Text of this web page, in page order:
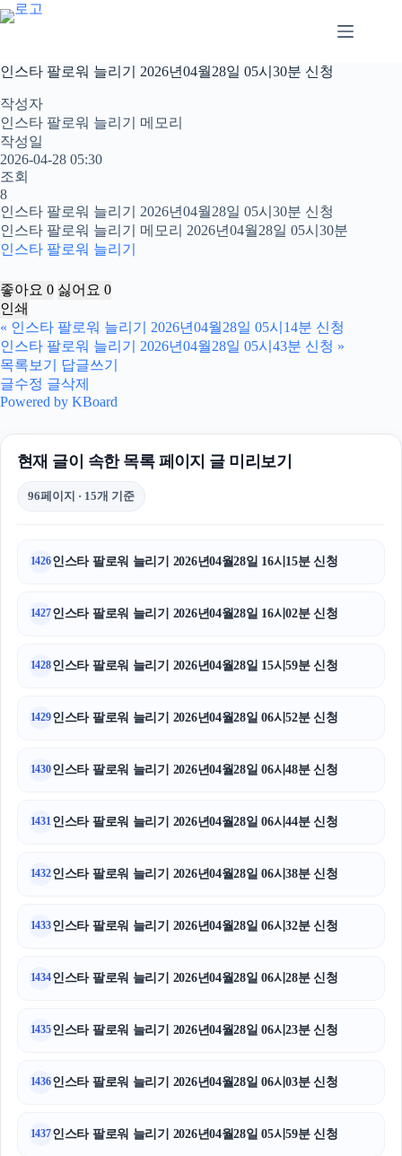
본
문
로
건
너
뛰
기
인스타 팔로워 늘리기 2026년04월28일 05시30분 신청
작성자
인스타 팔로워 늘리기 메모리
작성일
2026-04-28 05:30
조회
8
인스타 팔로워 늘리기 2026년04월28일 05시30분 신청
인스타 팔로워 늘리기 메모리 2026년04월28일 05시30분
인스타 팔로워 늘리기
좋아요 0 싫어요 0
인쇄
« 인스타 팔로워 늘리기 2026년04월28일 05시14분 신청
인스타 팔로워 늘리기 2026년04월28일 05시43분 신청 »
목록보기
답글쓰기
글수정 글삭제
Powered by KBoard
현재 글이 속한 목록 페이지 글 미리보기
96페이지 · 15개 기준
1426인스타 팔로워 늘리기 2026년04월28일 16시15분 신청
1427인스타 팔로워 늘리기 2026년04월28일 16시02분 신청
1428인스타 팔로워 늘리기 2026년04월28일 15시59분 신청
1429인스타 팔로워 늘리기 2026년04월28일 06시52분 신청
1430인스타 팔로워 늘리기 2026년04월28일 06시48분 신청
1431인스타 팔로워 늘리기 2026년04월28일 06시44분 신청
1432인스타 팔로워 늘리기 2026년04월28일 06시38분 신청
1433인스타 팔로워 늘리기 2026년04월28일 06시32분 신청
1434인스타 팔로워 늘리기 2026년04월28일 06시28분 신청
1435인스타 팔로워 늘리기 2026년04월28일 06시23분 신청
1436인스타 팔로워 늘리기 2026년04월28일 06시03분 신청
1437인스타 팔로워 늘리기 2026년04월28일 05시59분 신청